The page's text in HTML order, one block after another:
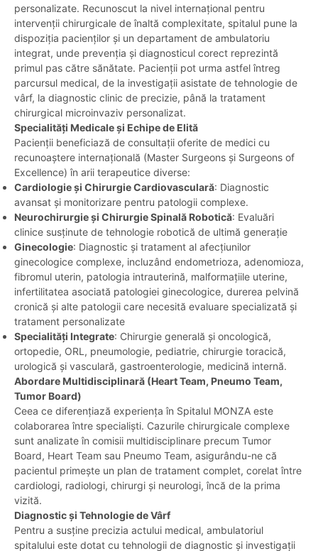
personalizate. Recunoscut la nivel internațional pentru
intervenții chirurgicale de înaltă complexitate, spitalul pune la
dispoziția pacienților și un departament de ambulatoriu
integrat, unde prevenția și diagnosticul corect reprezintă
primul pas către sănătate. Pacienții pot urma astfel întreg
parcursul medical, de la investigații asistate de tehnologie de
vârf, la diagnostic clinic de precizie, până la tratament
chirurgical microinvaziv personalizat.
Specialități Medicale și Echipe de Elită
Pacienții beneficiază de consultații oferite de medici cu
recunoaștere internațională (Master Surgeons și Surgeons of
Excellence) în arii terapeutice diverse:
Cardiologie și Chirurgie Cardiovasculară: Diagnostic
avansat și monitorizare pentru patologii complexe.
Neurochirurgie și Chirurgie Spinală Robotică: Evaluări
clinice susținute de tehnologie robotică de ultimă generație
Ginecologie: Diagnostic și tratament al afecțiunilor
ginecologice complexe, incluzând endometrioza, adenomioza,
fibromul uterin, patologia intrauterină, malformațiile uterine,
infertilitatea asociată patologiei ginecologice, durerea pelvină
cronică și alte patologii care necesită evaluare specializată și
tratament personalizate
Specialități Integrate: Chirurgie generală și oncologică,
ortopedie, ORL, pneumologie, pediatrie, chirurgie toracică,
urologică și vasculară, gastroenterologie, medicină internă.
Abordare Multidisciplinară (Heart Team, Pneumo Team,
Tumor Board)
Ceea ce diferențiază experiența în Spitalul MONZA este
colaborarea între specialiști. Cazurile chirurgicale complexe
sunt analizate în comisii multidisciplinare precum Tumor
Board, Heart Team sau Pneumo Team, asigurându-ne că
pacientul primește un plan de tratament complet, corelat între
cardiologi, radiologi, chirurgi și neurologi, încă de la prima
vizită.
Diagnostic și Tehnologie de Vârf
Pentru a susține precizia actului medical, ambulatoriul
spitalului este dotat cu tehnologii de diagnostic și investigații